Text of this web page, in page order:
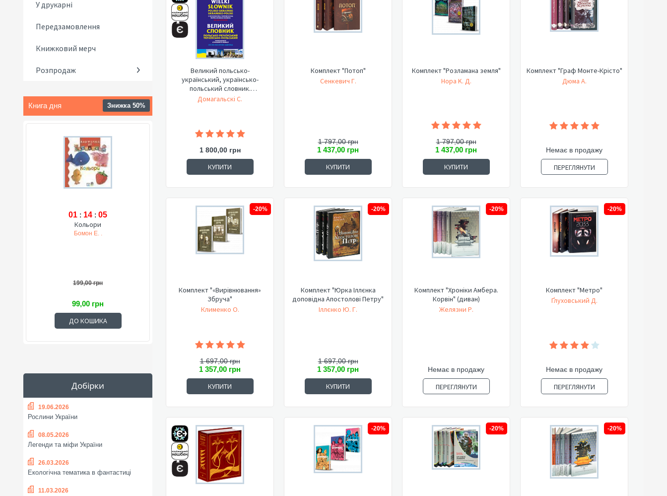
У друкарні
Передзамовлення
Книжковий мерч
Розпродаж
Книга дня Знижка 50%
01 : 14 : 04
Кольори
Бомон Е. .
199,00 грн
99,00 грн
ДО КОШИКА
Добірки
19.06.2026
Рослини України
08.05.2026
Легенди та міфи України
26.03.2026
Екологічна тематика в фантастиці
11.03.2026
Великий польсько-
український, українсько-
польський словник.
Термінолог...
Домагальскі С.
1 800,00 грн
КУПИТИ
Комплект "Потоп"
Сенкевич Г.
1 797,00 грн
1 437,00 грн
КУПИТИ
Комплект "Розламана земля"
Нора K. Д.
1 797,00 грн
1 437,00 грн
КУПИТИ
Комплект "Граф Монте-Крісто"
Дюма А.
Немає в продажу
ПЕРЕГЛЯНУТИ
-20%
Комплект "«Вирівнювання»
Збруча"
Клименко О.
1 697,00 грн
1 357,00 грн
КУПИТИ
-20%
Комплект "Юрка Іллєнка
доповідна Апостолові Петру"
Іллєнко Ю. Г.
1 697,00 грн
1 357,00 грн
КУПИТИ
-20%
Комплект "Хроніки Амбера.
Корвін" (диван)
Желязни Р.
Немає в продажу
ПЕРЕГЛЯНУТИ
-20%
Комплект "Метро"
Ґлуховський Д.
Немає в продажу
ПЕРЕГЛЯНУТИ
-20% -20% -20%